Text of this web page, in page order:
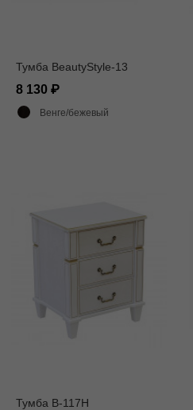
Тумба BeautyStyle-13
8 130
Венге/бежевый
Тумба В-117Н